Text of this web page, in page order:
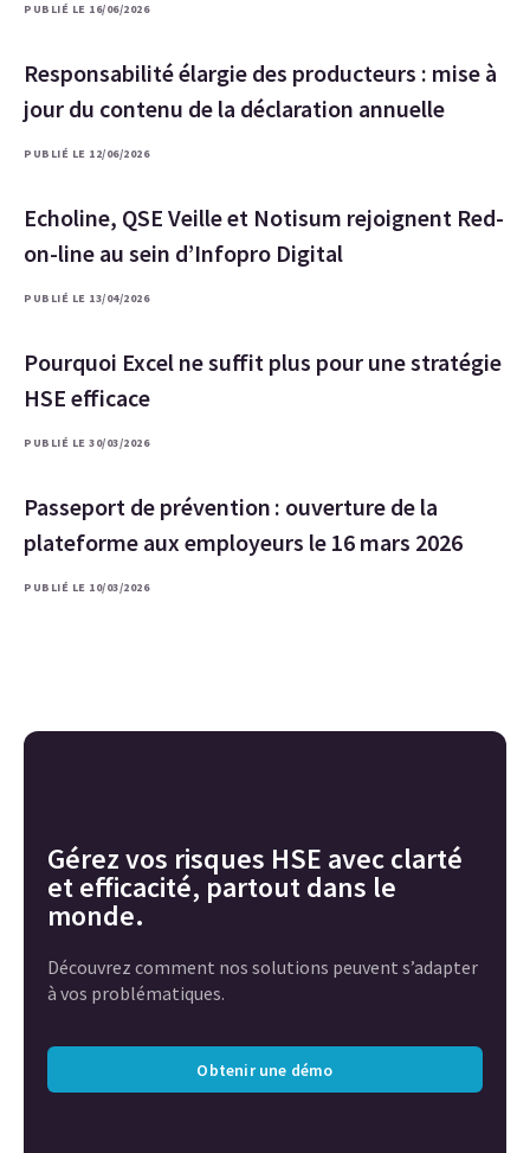
PUBLIÉ LE 16/06/2026
Responsabilité élargie des producteurs : mise à
jour du contenu de la déclaration annuelle
PUBLIÉ LE 12/06/2026
Echoline, QSE Veille et Notisum rejoignent Red-
on-line au sein d’Infopro Digital
PUBLIÉ LE 13/04/2026
Pourquoi Excel ne suffit plus pour une stratégie
HSE efficace
PUBLIÉ LE 30/03/2026
Passeport de prévention : ouverture de la
plateforme aux employeurs le 16 mars 2026
PUBLIÉ LE 10/03/2026
Gérez vos risques HSE avec clarté
et efficacité, partout dans le
monde.
Découvrez comment nos solutions peuvent s’adapter
à vos problématiques.
Obtenir une démo